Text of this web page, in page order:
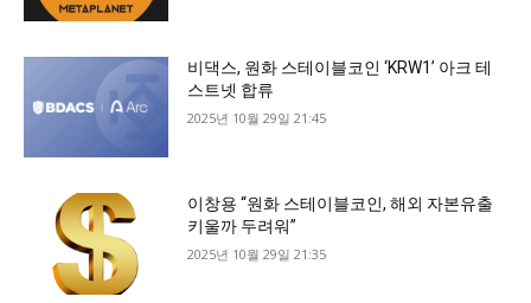
비댁스, 원화 스테이블코인 ‘KRW1’ 아크 테
스트넷 합류
2025년 10월 29일 21:45
이창용 “원화 스테이블코인, 해외 자본유출
키울까 두려워”
2025년 10월 29일 21:35